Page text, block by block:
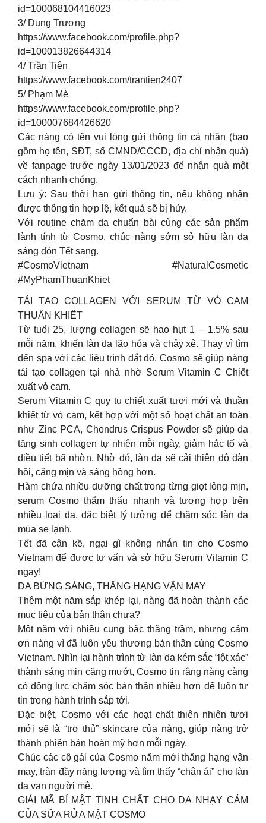
id=100068104416023
3/ Dung Trương
https://www.facebook.com/profile.php?
id=100013826644314
4/ Trần Tiên
https://www.facebook.com/trantien2407
5/ Phạm Mè
https://www.facebook.com/profile.php?
id=100007684426620
Các nàng có tên vui lòng gửi thông tin cá nhân (bao
gồm họ tên, SĐT, số CMND/CCCD, địa chỉ nhận quà)
về fanpage trước ngày 13/01/2023 để nhận quà một
cách nhanh chóng.
Lưu ý: Sau thời hạn gửi thông tin, nếu không nhận
được thông tin hợp lệ, kết quả sẽ bị hủy.
Với routine chăm da chuẩn bài cùng các sản phẩm
lành tính từ Cosmo, chúc nàng sớm sở hữu làn da
sáng đón Tết sang.
#CosmoVietnam #NaturalCosmetic
#MyPhamThuanKhiet
TÁI TẠO COLLAGEN VỚI SERUM TỪ VỎ CAM
THUẦN KHIẾT
Từ tuổi 25, lượng collagen sẽ hao hụt 1 – 1.5% sau
mỗi năm, khiến làn da lão hóa và chảy xệ. Thay vì tìm
đến spa với các liệu trình đắt đỏ, Cosmo sẽ giúp nàng
tái tạo collagen tại nhà nhờ Serum Vitamin C Chiết
xuất vỏ cam.
Serum Vitamin C quy tụ chiết xuất tươi mới và thuần
khiết từ vỏ cam, kết hợp với một số hoạt chất an toàn
như Zinc PCA, Chondrus Crispus Powder sẽ giúp da
tăng sinh collagen tự nhiên mỗi ngày, giảm hắc tố và
điều tiết bã nhờn. Nhờ đó, làn da sẽ cải thiện độ đàn
hồi, căng mịn và sáng hồng hơn.
Hàm chứa nhiều dưỡng chất trong từng giọt lỏng mịn,
serum Cosmo thẩm thấu nhanh và tương hợp trên
nhiều loại da, đặc biệt lý tưởng để chăm sóc làn da
mùa se lạnh.
Tết đã cận kề, ngại gì không nhắn tin cho Cosmo
Vietnam để được tư vấn và sở hữu Serum Vitamin C
ngay!
DA BỪNG SÁNG, THĂNG HẠNG VẬN MAY
Thêm một năm sắp khép lại, nàng đã hoàn thành các
mục tiêu của bản thân chưa?
Một năm với nhiều cung bậc thăng trầm, nhưng cảm
ơn nàng vì đã luôn yêu thương bản thân cùng Cosmo
Vietnam. Nhìn lại hành trình từ làn da kém sắc “lột xác”
thành sáng mịn căng mướt, Cosmo tin rằng nàng càng
có động lực chăm sóc bản thân nhiều hơn để luôn tự
tin trong hành trình sắp tới.
Đặc biệt, Cosmo với các hoạt chất thiên nhiên tươi
mới sẽ là “trợ thủ” skincare của nàng, giúp nàng trở
thành phiên bản hoàn mỹ hơn mỗi ngày.
Chúc các cô gái của Cosmo năm mới thăng hạng vận
may, tràn đầy năng lượng và tìm thấy “chân ái” cho làn
da vạn người mê.
GIẢI MÃ BÍ MẬT TINH CHẤT CHO DA NHẠY CẢM
CỦA SỮA RỬA MẶT COSMO